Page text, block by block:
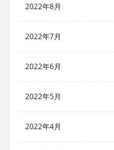
2022年8月
2022年7月
2022年6月
2022年5月
2022年4月